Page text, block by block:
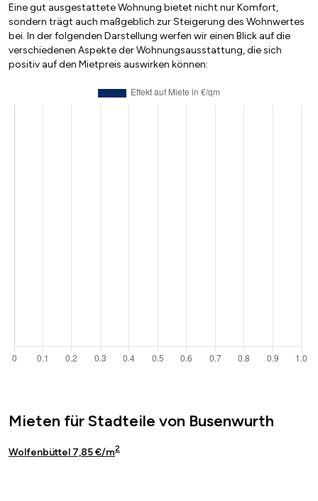
Eine gut ausgestattete Wohnung bietet nicht nur Komfort,
sondern trägt auch maßgeblich zur Steigerung des Wohnwertes
bei. In der folgenden Darstellung werfen wir einen Blick auf die
verschiedenen Aspekte der Wohnungsausstattung, die sich
positiv auf den Mietpreis auswirken können:
Mieten für Stadteile von Busenwurth
Wolfenbüttel 7,85 €/m2